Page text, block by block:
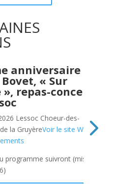
anniversaire
« Sur
», repas-concert
LessocChoeur-des-
la GruyèreVoir le site Web
programme suivront (mise à